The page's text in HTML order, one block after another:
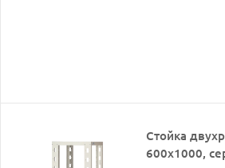
Стойка
600x1000,